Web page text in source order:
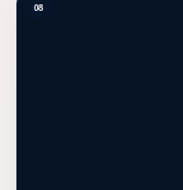
08